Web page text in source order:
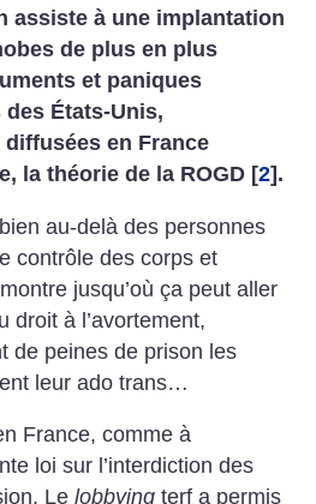
assiste à une implantation
de plus en plus
et paniques
États-Unis,
en France
la théorie de la ROGD [2].
au-delà des personnes
contrôle des corps et
jusqu’où ça peut aller
droit à l’avortement,
de peines de prison les
leur ado trans…
France, comme à
loi sur l’interdiction des
Lelobbying terf a permis